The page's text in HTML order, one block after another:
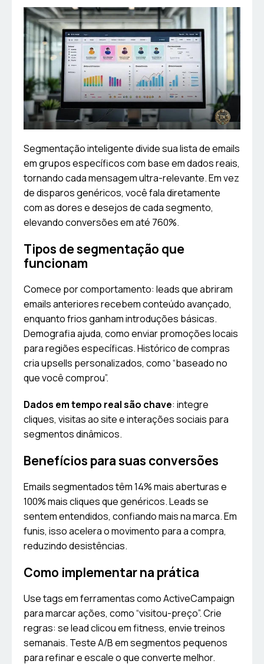
Segmentação inteligente divide sua lista de emails
em grupos específicos com base em dados reais,
tornando cada mensagem ultra-relevante. Em vez
de disparos genéricos, você fala diretamente
com as dores e desejos de cada segmento,
elevando conversões em até 760%.
Tipos de segmentação que
funcionam
Comece por comportamento: leads que abriram
emails anteriores recebem conteúdo avançado,
enquanto frios ganham introduções básicas.
Demografia ajuda, como enviar promoções locais
para regiões específicas. Histórico de compras
cria upsells personalizados, como “baseado no
que você comprou”.
Dados em tempo real são chave: integre
cliques, visitas ao site e interações sociais para
segmentos dinâmicos.
Benefícios para suas conversões
Emails segmentados têm 14% mais aberturas e
100% mais cliques que genéricos. Leads se
sentem entendidos, confiando mais na marca. Em
funis, isso acelera o movimento para a compra,
reduzindo desistências.
Como implementar na prática
Use tags em ferramentas como ActiveCampaign
para marcar ações, como “visitou-preço”. Crie
regras: se lead clicou em fitness, envie treinos
semanais. Teste A/B em segmentos pequenos
para refinar e escale o que converte melhor.